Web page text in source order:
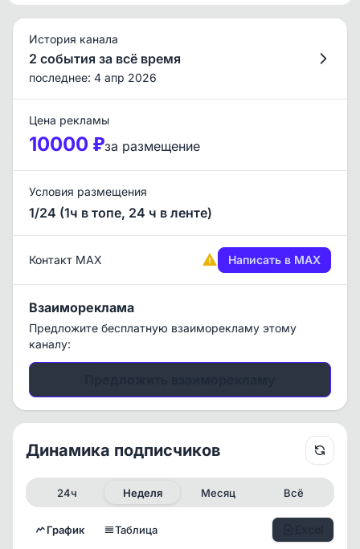
История канала
2 события за всё время
последнее: 4 апр 2026
Цена рекламы
10000 ₽за размещение
Условия размещения
1/24 (1ч в топе, 24 ч в ленте)
Контакт MAX Написать в MAX
Взаимореклама
Предложите бесплатную взаиморекламу этому
каналу:
Динамика подписчиков
24ч Неделя Месяц Всё
График Таблица